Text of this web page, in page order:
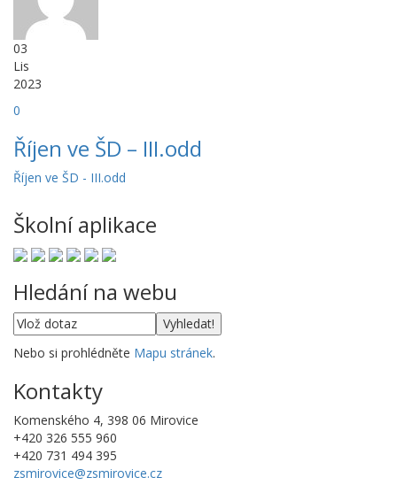
03
Lis
2023
0
Říjen ve ŠD – III.odd
Říjen ve ŠD - III.odd
Školní aplikace
Hledání na webu
Nebo si prohlédněte Mapu stránek.
Kontakty
Komenského 4, 398 06 Mirovice
+420 326 555 960
+420 731 494 395
zsmirovice@zsmirovice.cz